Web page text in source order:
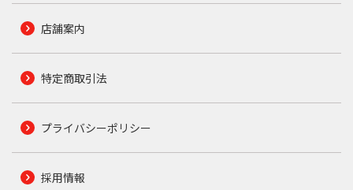
店舗案内
特定商取引法
プライバシーポリシー
採用情報